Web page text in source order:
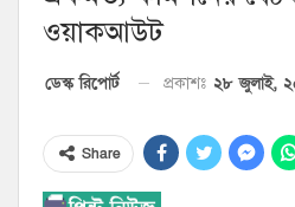
ওয়াকআউট
ডেস্ক রিপোর্ট প্রকাশঃ ২৮ জুলাই,
Share